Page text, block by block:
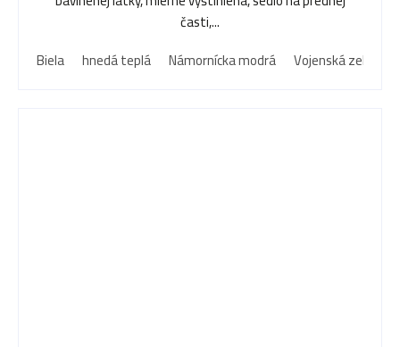
časti,...
Biela
hnedá teplá Námornícka modrá Vojenská zelená